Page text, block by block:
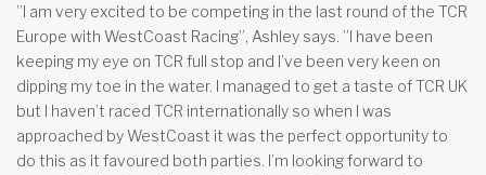
”I am very excited to be competing in the last round of the TCR
Europe with WestCoast Racing”, Ashley says. ”I have been
keeping my eye on TCR full stop and I’ve been very keen on
dipping my toe in the water. I managed to get a taste of TCR UK
but I haven’t raced TCR internationally so when I was
approached by WestCoast it was the perfect opportunity to
do this as it favoured both parties. I’m looking forward to